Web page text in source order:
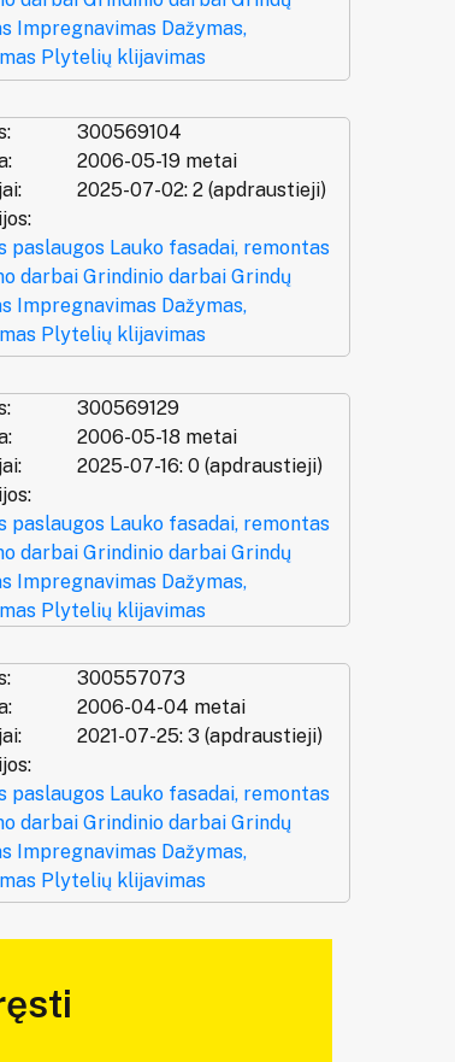
Impregnavimas Dažymas,
Plytelių klijavimas
300569104
2006-05-19 metai
2025-07-02: 2 (apdraustieji)
paslaugos Lauko fasadai, remontas
darbai Grindinio darbai Grindų
Impregnavimas Dažymas,
Plytelių klijavimas
300569129
2006-05-18 metai
2025-07-16: 0 (apdraustieji)
paslaugos Lauko fasadai, remontas
darbai Grindinio darbai Grindų
Impregnavimas Dažymas,
Plytelių klijavimas
300557073
2006-04-04 metai
2021-07-25: 3 (apdraustieji)
paslaugos Lauko fasadai, remontas
darbai Grindinio darbai Grindų
Impregnavimas Dažymas,
Plytelių klijavimas